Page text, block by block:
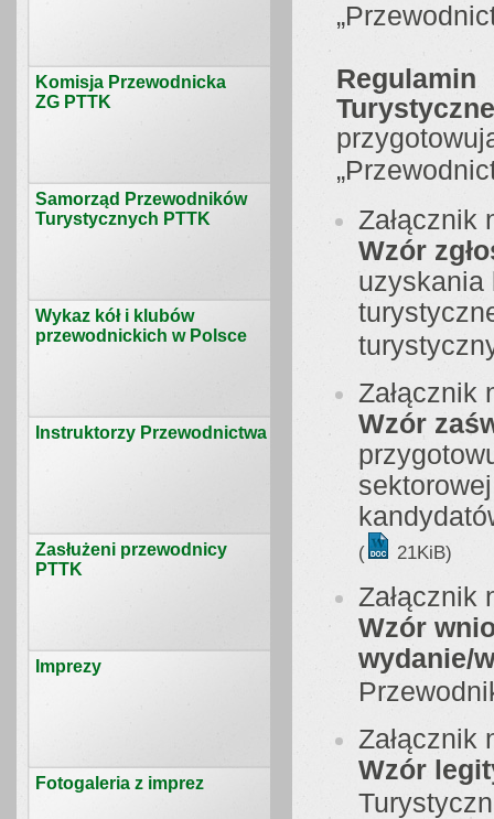
Komisja Przewodnicka
ZG PTTK
Samorząd Przewodników
Turystycznych PTTK
Wykaz kół i klubów
przewodnickich w Polsce
Instruktorzy Przewodnictwa
Zasłużeni przewodnicy
PTTK
Imprezy
Fotogaleria z imprez
Załącznik
Wzór
uzyskania
Załącznik
Wzór
( 21KiB)
Załącznik
Wzór
wydanie/
Załącznik
Wzór